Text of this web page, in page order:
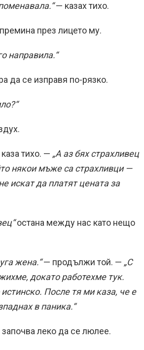
— казах тихо.
през лицето му.
направила.“
да се изправя по-рязко.
тихо. — „А аз бях страхливец
някои мъже са страхливци —
искат да платят цената за
остана между нас като нещо
жена.“— продължи той. — „С
докато работехме тук.
После тя ми каза, че е
в паника.“
започва леко да се люлее.